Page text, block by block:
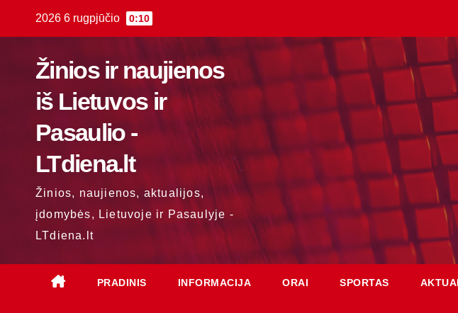
2026 6 rugpjūčio 0:10
Žinios ir naujienos
iš Lietuvos ir
Pasaulio -
LTdiena.lt
Žinios, naujienos, aktualijos,
įdomybės, Lietuvoje ir Pasaulyje -
LTdiena.lt
PRADINIS INFORMACIJA ORAI SPORTAS